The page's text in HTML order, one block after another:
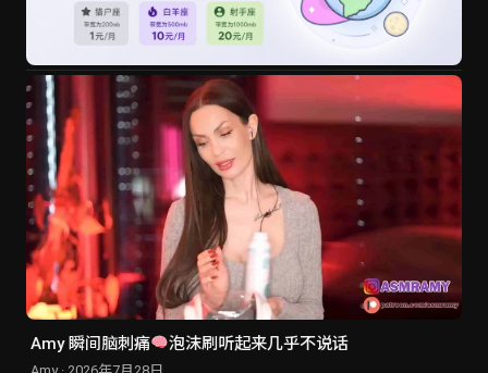
Amy 瞬间脑刺痛 泡沫刷听起来几乎不说话